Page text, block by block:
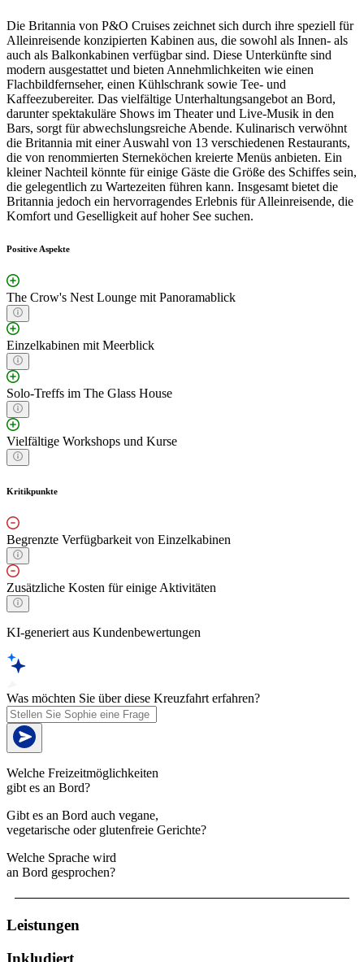
Die Britannia von P&O Cruises zeichnet sich durch ihre speziell für
Alleinreisende konzipierten Kabinen aus, die sowohl als Innen- als
auch als Balkonkabinen verfügbar sind. Diese Unterkünfte sind
modern ausgestattet und bieten Annehmlichkeiten wie einen
Flachbildfernseher, einen Kühlschrank sowie Tee- und
Kaffeezubereiter. Das vielfältige Unterhaltungsangebot an Bord,
darunter spektakuläre Shows im Theater und Live-Musik in den
Bars, sorgt für abwechslungsreiche Abende. Kulinarisch verwöhnt
die Britannia mit einer Auswahl von 13 verschiedenen Restaurants,
die von renommierten Sterneköchen kreierte Menüs anbieten. Ein
kleiner Nachteil könnte für einige Gäste die Größe des Schiffes sein,
die gelegentlich zu Wartezeiten führen kann. Insgesamt bietet die
Britannia jedoch ein hervorragendes Erlebnis für Alleinreisende, die
Komfort und Geselligkeit auf hoher See suchen.
Positive Aspekte
The Crow's Nest Lounge mit Panoramablick
Einzelkabinen mit Meerblick
Solo-Treffs im The Glass House
Vielfältige Workshops und Kurse
Kritikpunkte
Begrenzte Verfügbarkeit von Einzelkabinen
Zusätzliche Kosten für einige Aktivitäten
KI-generiert aus Kundenbewertungen
Was möchten Sie über diese Kreuzfahrt erfahren?
Welche Freizeitmöglichkeiten
gibt es an Bord?
Gibt es an Bord auch vegane,
vegetarische oder glutenfreie Gerichte?
Welche Sprache wird
an Bord gesprochen?
Leistungen
Inkludiert